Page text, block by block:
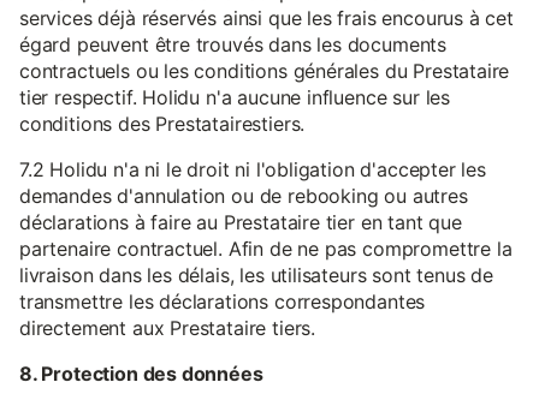
services déjà réservés ainsi que les frais encourus à cet
égard peuvent être trouvés dans les documents
contractuels ou les conditions générales du Prestataire
tier respectif. Holidu n'a aucune influence sur les
conditions des Prestatairestiers.
7.2 Holidu n'a ni le droit ni l'obligation d'accepter les
demandes d'annulation ou de rebooking ou autres
déclarations à faire au Prestataire tier en tant que
partenaire contractuel. Afin de ne pas compromettre la
livraison dans les délais, les utilisateurs sont tenus de
transmettre les déclarations correspondantes
directement aux Prestataire tiers.
8. Protection des données